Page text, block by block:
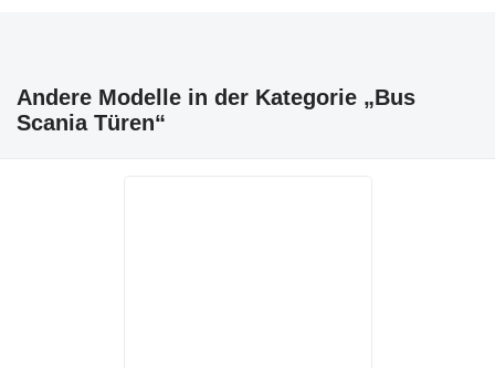
Andere Modelle in der Kategorie „Bus
Scania Türen“